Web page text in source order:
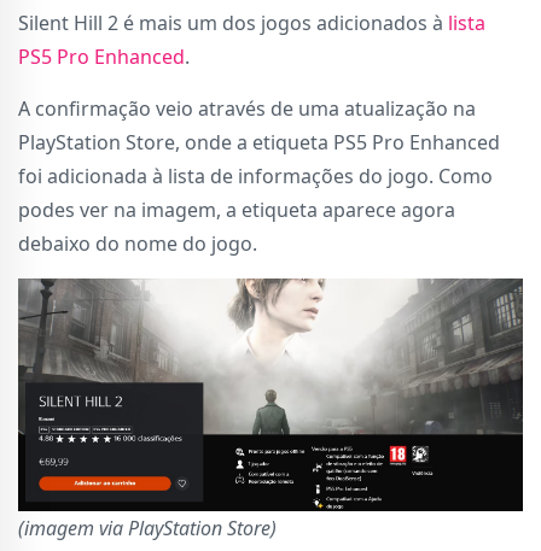
Silent Hill 2 é mais um dos jogos adicionados à lista
PS5 Pro Enhanced.
A confirmação veio através de uma atualização na
PlayStation Store, onde a etiqueta PS5 Pro Enhanced
foi adicionada à lista de informações do jogo. Como
podes ver na imagem, a etiqueta aparece agora
debaixo do nome do jogo.
(imagem via PlayStation Store)